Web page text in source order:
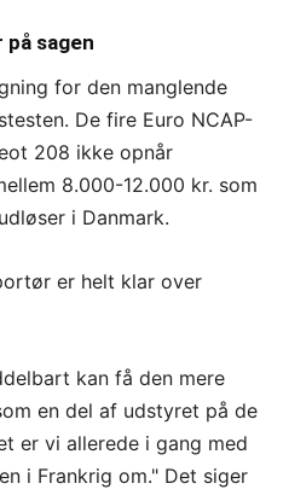
på sagen
for den manglende
De fire Euro NCAP-
208 ikke opnår
8.000-12.000 kr. som
i Danmark.
er helt klar over
kan få den mere
en del af udstyret på de
er vi allerede i gang med
i Frankrig om." Det siger